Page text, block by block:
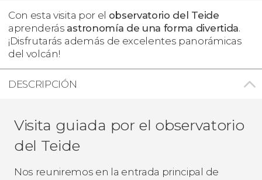
Con esta visita por el observatorio del Teide
aprenderás astronomía de una forma divertida.
¡Disfrutarás además de excelentes panorámicas
del volcán!
DESCRIPCIÓN
Visita guiada por el observatorio
del Teide
Nos reuniremos en la entrada principal de